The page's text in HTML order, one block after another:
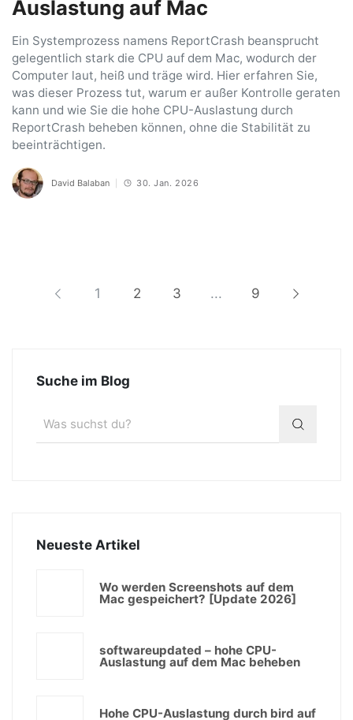
Auslastung auf Mac
Ein Systemprozess namens ReportCrash beansprucht
gelegentlich stark die CPU auf dem Mac, wodurch der
Computer laut, heiß und träge wird. Hier erfahren Sie,
was dieser Prozess tut, warum er außer Kontrolle geraten
kann und wie Sie die hohe CPU-Auslastung durch
ReportCrash beheben können, ohne die Stabilität zu
beeinträchtigen.
David Balaban 30. Jan. 2026
1 2 3 ... 9
Suche im Blog
Neueste Artikel
Wo werden Screenshots auf dem
Mac gespeichert? [Update 2026]
softwareupdated – hohe CPU-
Auslastung auf dem Mac beheben
Hohe CPU-Auslastung durch bird auf